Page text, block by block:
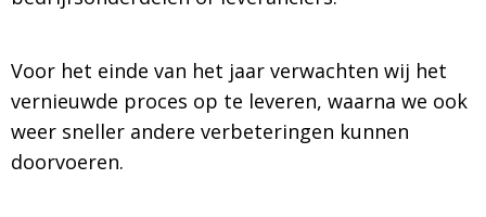
Voor het einde van het jaar verwachten wij het
vernieuwde proces op te leveren, waarna we ook
weer sneller andere verbeteringen kunnen
doorvoeren.